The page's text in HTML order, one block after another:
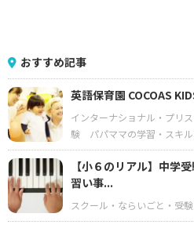
おすすめ記事
英語保育園 COCOAS
インターナショナル・プリ
験
パパママの学習・スキ
【小６のリアル】中学
習い事...
スクール・ならいごと・受験